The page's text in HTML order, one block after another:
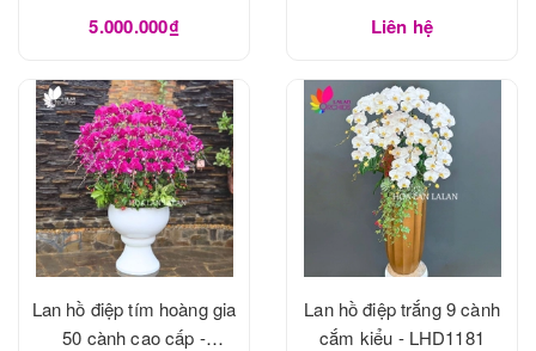
5.000.000₫
LHD1183
Liên hệ
Lan hồ điệp tím hoàng gia
50 cành cao cấp -
Lan hồ điệp trắng 9 cành
cắm kiểu - LHD1181